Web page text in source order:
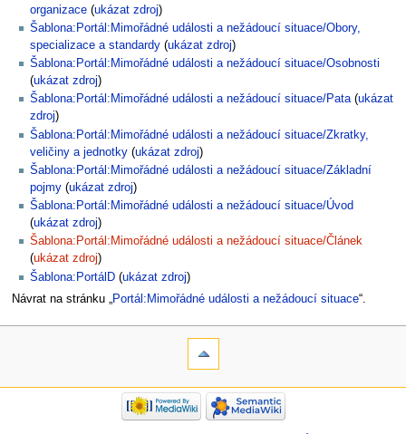
organizace (ukázat zdroj)
Šablona:Portál:Mimořádné události a nežádoucí situace/Obory,
specializace a standardy (ukázat zdroj)
Šablona:Portál:Mimořádné události a nežádoucí situace/Osobnosti
(ukázat zdroj)
Šablona:Portál:Mimořádné události a nežádoucí situace/Pata(ukázat
zdroj)
Šablona:Portál:Mimořádné události a nežádoucí situace/Zkratky,
veličiny a jednotky (ukázat zdroj)
Šablona:Portál:Mimořádné události a nežádoucí situace/Základní
pojmy (ukázat zdroj)
Šablona:Portál:Mimořádné události a nežádoucí situace/Úvod
(ukázat zdroj)
Šablona:Portál:Mimořádné události a nežádoucí situace/Článek
(ukázat zdroj)
Šablona:PortálD (ukázat zdroj)
Návrat na stránku „
Portál:Mimořádné události a nežádoucí situace“.